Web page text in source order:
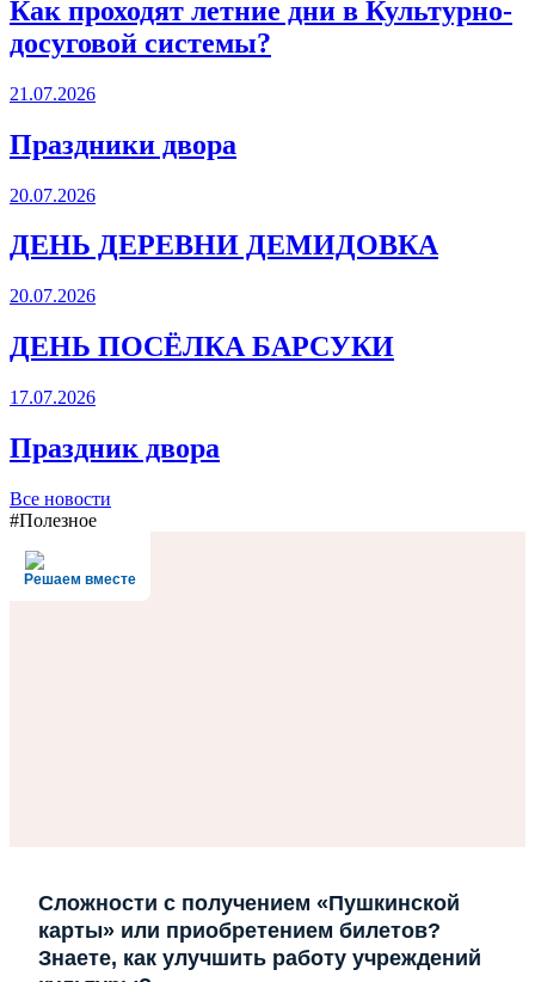
Как проходят летние дни в Культурно-
досуговой системы?
21.07.2026
Праздники двора
20.07.2026
ДЕНЬ ДЕРЕВНИ ДЕМИДОВКА
20.07.2026
ДЕНЬ ПОСЁЛКА БАРСУКИ
17.07.2026
Праздник двора
Все новости
#Полезное
Решаем вместе
Сложности с получением «Пушкинской
карты» или приобретением билетов?
Знаете, как улучшить работу учреждений